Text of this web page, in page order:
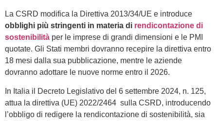
La CSRD modifica la Direttiva 2013/34/UE e introduce
obblighi più stringenti in materia di rendicontazione di
sostenibilità per le imprese di grandi dimensioni e le PMI
quotate. Gli Stati membri dovranno recepire la direttiva entro
18 mesi dalla sua pubblicazione, mentre le aziende
dovranno adottare le nuove norme entro il 2026.
In Italia il Decreto Legislativo del 6 settembre 2024, n. 125,
attua la direttiva (UE) 2022/2464 sulla CSRD, introducendo
l’obbligo di redigere la rendicontazione di sostenibilità, sia